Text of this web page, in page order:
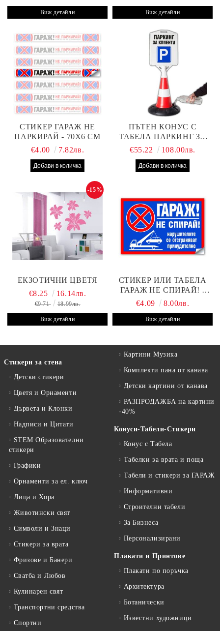
Виж детайли Виж детайли
СТИКЕР ГАРАЖ НЕ
ПАРКИРАЙ - 70Х6 СМ
€4.00
7.82лв.
ПЪТЕН КОНУС С
ТАБЕЛА ПАРКИНГ ЗА
КЛИЕНТИ
€55.22 108.00лв.
ЕКЗОТИЧНИ ЦВЕТЯ
-15%
€8.25 16.14лв.
€9.71 18.99лв.
Виж детайли
СТИКЕР ИЛИ ТАБЕЛА
ГАРАЖ НЕ СПИРАЙ! -
30Х19 СМ
€4.09 8.00лв.
Виж детайли
Стикери за стена
Детски стикери
Цветя и Орнаменти
Дървета и Клонки
Надписи и Цитати
STEM Образователни
стикери
Графики
Орнаменти за ел. ключ
Лица и Хора
Животински свят
Символи и Знаци
Стикери за врата
Фризове и Банери
Сватба и Любов
Кулинарен свят
Транспортни средства
Спортни
Картини Музика
Комплекти пана от канава
Детски картини от канава
РАЗПРОДАЖБА на картини
-40%
Конуси-Табели-Стикери
Конус с Табела
Табелки за врата и поща
Табели и стикери за ГАРАЖ
Информативни
Строителни табели
За Бизнеса
Персонализирани
Плакати и Принтове
Плакати по поръчка
Архитектура
Ботанически
Известни художници